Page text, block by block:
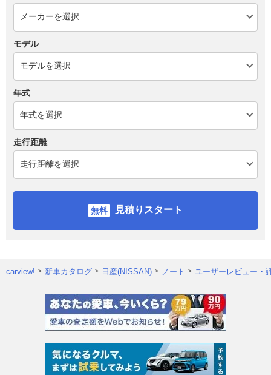
モデル
年式
走行距離
見積りスタート
carview! 新車カタログ 日産(NISSAN) ノート ユーザーレビュー・